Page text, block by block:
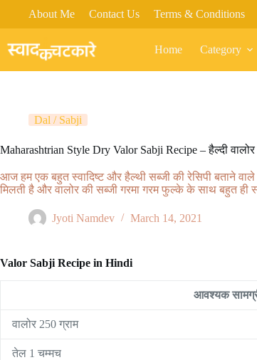
content
About Me Contact Us Terms & Conditions
Home Category
Dal / Sabji
Maharashtrian Style Dry Valor Sabji Recipe – हैल्दी
आज हम एक बहुत स्वादिष्ट और हैल्थी सब्जी की रेसिपी बताने
मिलती है और वालोर की सब्जी गरमा गरम फुल्के के साथ बहुत ही
Jyoti Namdev March 14, 2021
Valor Sabji Recipe in Hindi
आवश्यक
वालोर 250 ग्राम
तेल 1 चम्मच